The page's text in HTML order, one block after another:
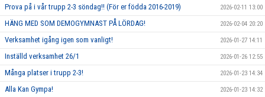
Prova på i vår trupp 2-3 söndag!! (För er födda 2016-2019) 2026-02-11 13:00
HÄNG MED SOM DEMOGYMNAST PÅ LÖRDAG! 2026-02-04 20:20
Verksamhet igång igen som vanligt! 2026-01-27 14:11
Inställd verksamhet 26/1 2026-01-26 12:55
Många platser i trupp 2-3! 2026-01-23 14:34
Alla Kan Gympa! 2026-01-23 14:32